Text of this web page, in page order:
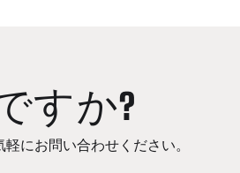
すか?
にお問い合わせください。